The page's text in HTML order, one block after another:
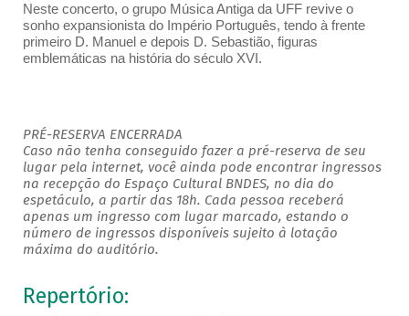
Neste concerto, o grupo Música Antiga da UFF revive o
sonho expansionista do Império Português, tendo à frente
primeiro D. Manuel e depois D. Sebastião, figuras
emblemáticas na história do século XVI.
PRÉ-RESERVA ENCERRADA
Caso não tenha conseguido fazer a pré-reserva de seu
lugar pela internet, você ainda pode encontrar ingressos
na recepção do Espaço Cultural BNDES, no dia do
espetáculo, a partir das 18h. Cada pessoa receberá
apenas um ingresso com lugar marcado, estando o
número de ingressos disponíveis sujeito à lotação
máxima do auditório.
Repertório: